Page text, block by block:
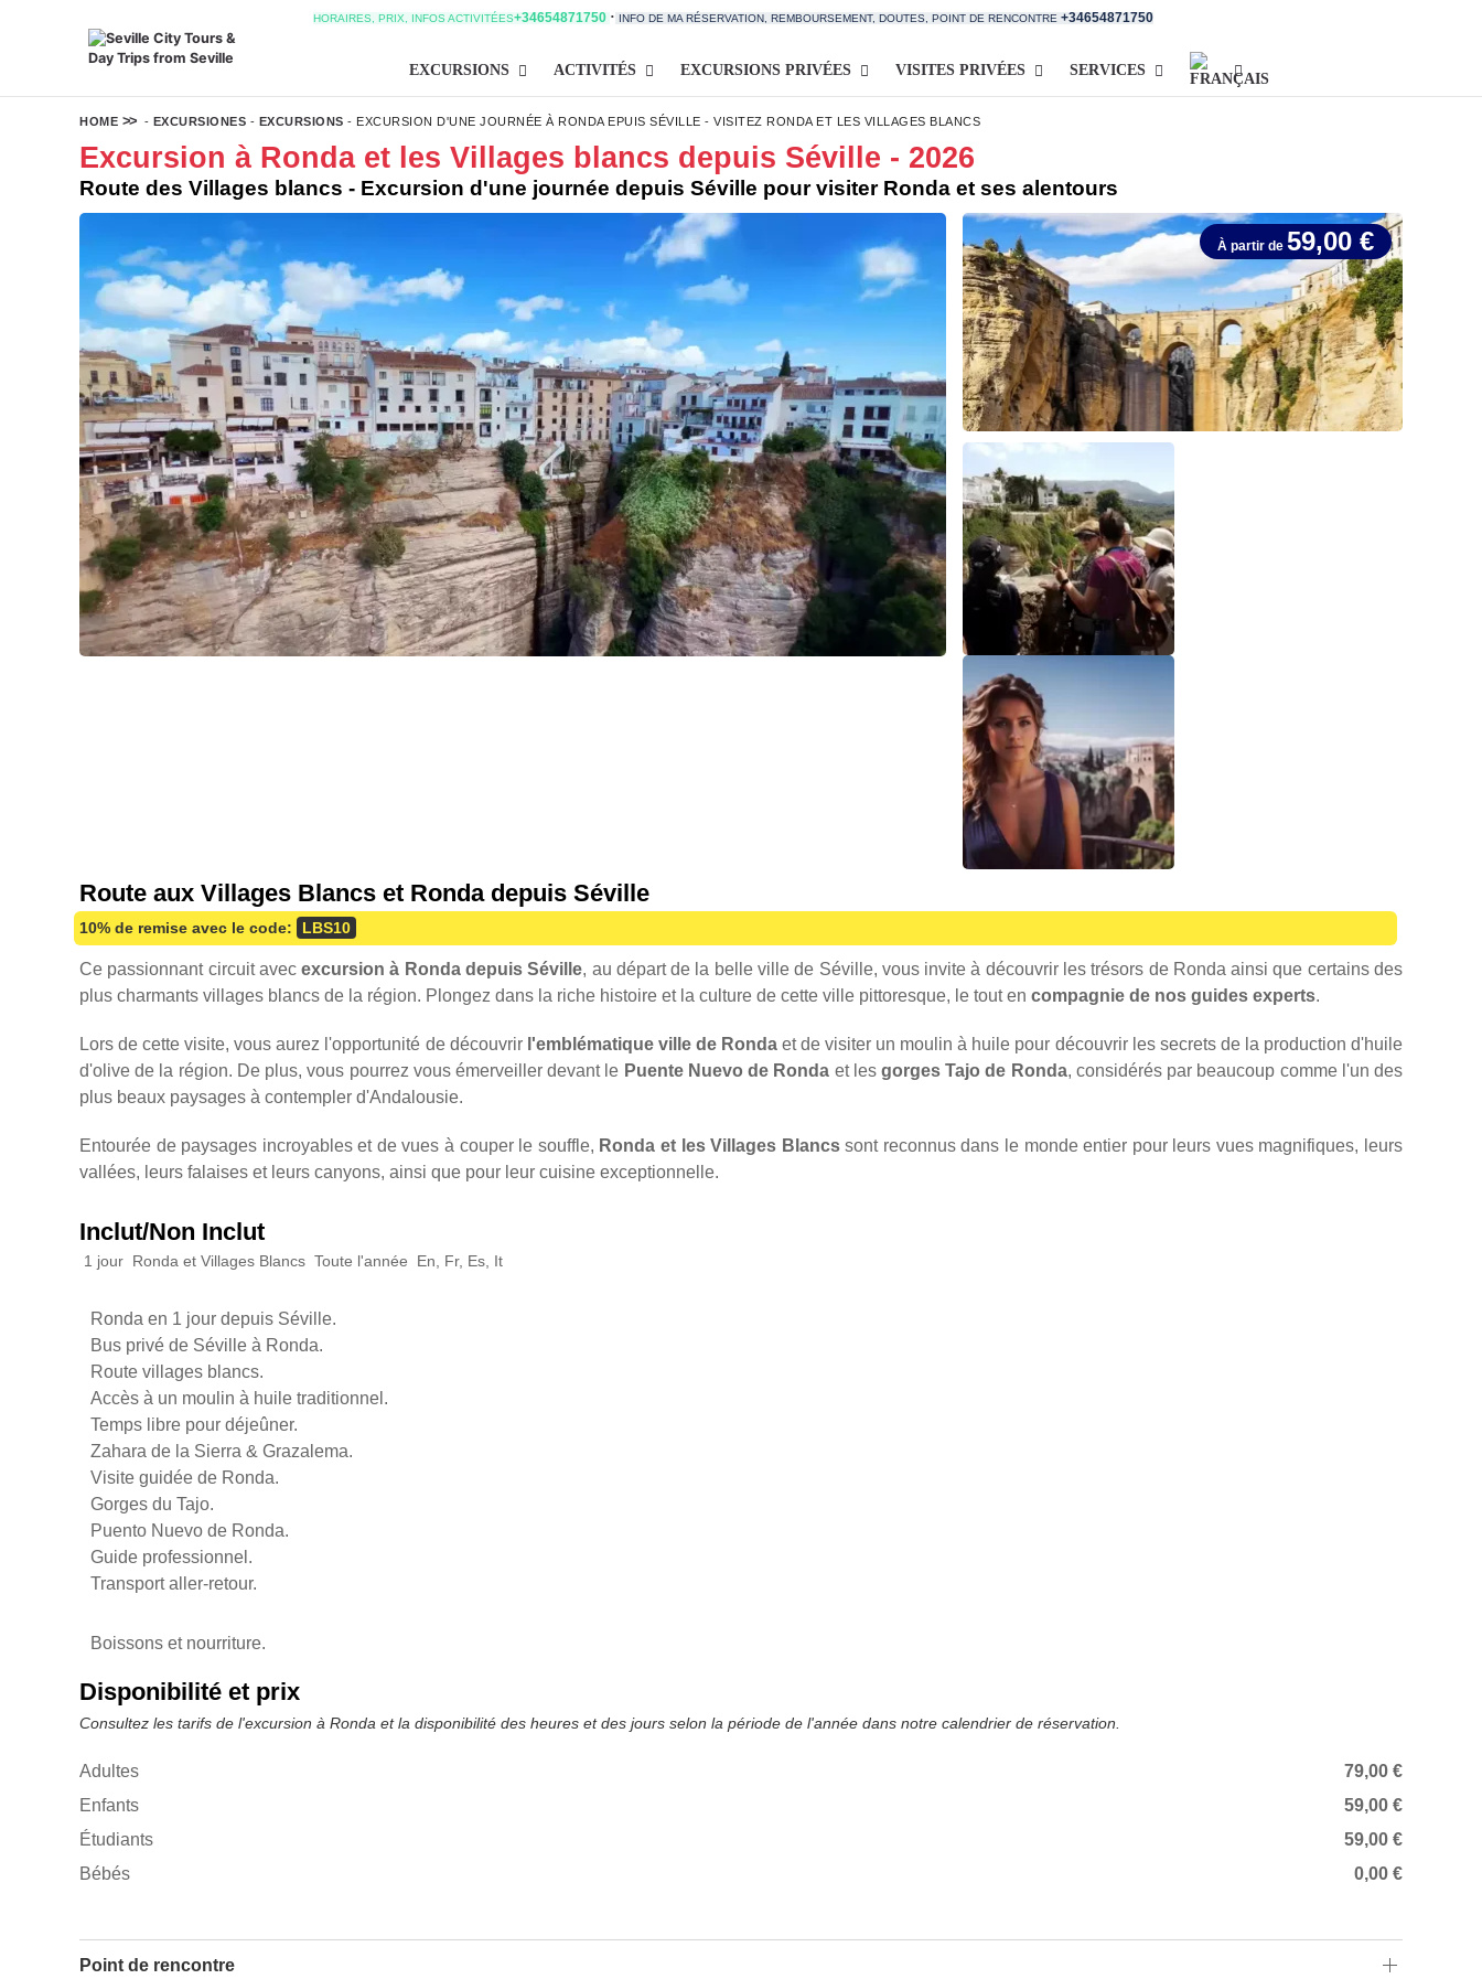
HORAIRES, PRIX, INFOS ACTIVITÉES+34654871750 · INFO DE MA RÉSERVATION, REMBOURSEMENT, DOUTES, POINT DE RENCONTRE +34654871750
EXCURSIONS ACTIVITÉS EXCURSIONS PRIVÉES VISITES PRIVÉES SERVICES
HOME - EXCURSIONES - EXCURSIONS - EXCURSION D'UNE JOURNÉE À RONDA EPUIS SÉVILLE - VISITEZ RONDA ET LES VILLAGES BLANCS
Excursion à Ronda et les Villages blancs depuis Séville - 2026
Route des Villages blancs - Excursion d'une journée depuis Séville pour visiter Ronda et ses alentours
59,00 €
Route aux Villages Blancs et Ronda depuis Séville
10% de remise avec le code: LBS10
Ce passionnant circuit avecexcursion à Ronda depuis Séville, au départ de la belle ville de Séville, vous invite à découvrir les trésors de Ronda ainsi que certains des
plus charmants villages blancs de la région. Plongez dans la riche histoire et la culture de cette ville pittoresque, le tout en compagnie de nos guides experts.
Lors de cette visite, vous aurez l'opportunité de découvrir l'emblématique ville de Rondaet de visiter un moulin à huile pour découvrir les secrets de la production d'huile
d'olive de la région. De plus, vous pourrez vous émerveiller devant le Puente Nuevo de Ronda et lesgorges Tajo de Ronda, considérés par beaucoup comme l'un des
plus beaux paysages à contempler d'Andalousie.
Entourée de paysages incroyables et de vues à couper le souffle, Ronda et les Villages Blancssont reconnus dans le monde entier pour leurs vues magnifiques, leurs
vallées, leurs falaises et leurs canyons, ainsi que pour leur cuisine exceptionnelle.
Inclut/Non Inclut
1 jour Ronda et Villages Blancs Toute l'année En, Fr, Es, It
Ronda en 1 jour depuis Séville.
Bus privé de Séville à Ronda.
Route villages blancs.
Accès à un moulin à huile traditionnel.
Temps libre pour déjeûner.
Zahara de la Sierra & Grazalema.
Visite guidée de Ronda.
Gorges du Tajo.
Puento Nuevo de Ronda.
Guide professionnel.
Transport aller-retour.
Boissons et nourriture.
Disponibilité et prix
Consultez les tarifs de l'excursion à Ronda et la disponibilité des heures et des jours selon la période de l'année dans notre calendrier de réservation.
Adultes
79,00 €
Enfants
59,00 €
Étudiants
59,00 €
Bébés
0,00 €
Point de rencontre